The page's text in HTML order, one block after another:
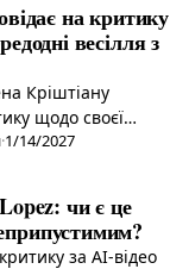
на критику
весілля з
Кріштіану
щодо своєї
посланням
·1/14/2027
чи є це
за AI-відео